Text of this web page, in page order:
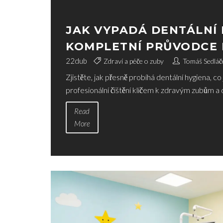
JAK VYPADÁ DENTÁLNÍ
KOMPLETNÍ PRŮVODCE
PŘÍNOSY
22dub Zdraví a péče o zuby Tomáš
Zjistěte, jak přesně probíhá dentální hygiena,
profesionální čištění klíčem k zdravým zubům a
Read
More